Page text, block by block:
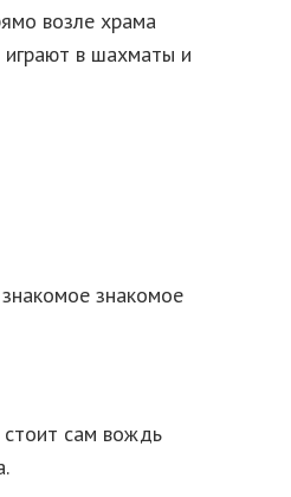
возле храма
в шахматы и
знакомое
сам вождь